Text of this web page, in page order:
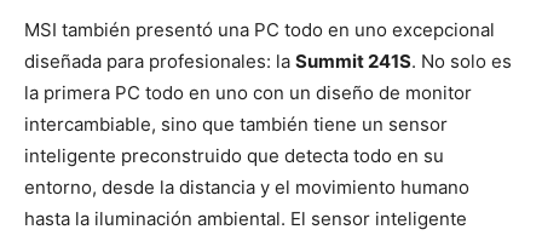
MSI también presentó una PC todo en uno excepcional
diseñada para profesionales: la Summit 241S. No solo es
la primera PC todo en uno con un diseño de monitor
intercambiable, sino que también tiene un sensor
inteligente preconstruido que detecta todo en su
entorno, desde la distancia y el movimiento humano
hasta la iluminación ambiental. El sensor inteligente